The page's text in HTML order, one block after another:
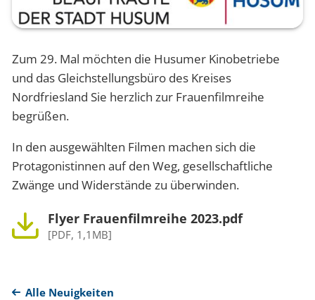
Zum 29. Mal möchten die Husumer Kinobetriebe
und das Gleichstellungsbüro des Kreises
Nordfriesland Sie herzlich zur Frauenfilmreihe
begrüßen.
In den ausgewählten Filmen machen sich die
Protagonistinnen auf den Weg, gesellschaftliche
Zwänge und Widerstände zu überwinden.
Flyer Frauenfilmreihe 2023.pdf
[PDF, 1,1MB]
Alle Neuigkeiten